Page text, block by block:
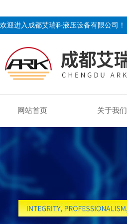
欢迎进入成都艾瑞科液压设备有限公司！
网站首页 关于我们